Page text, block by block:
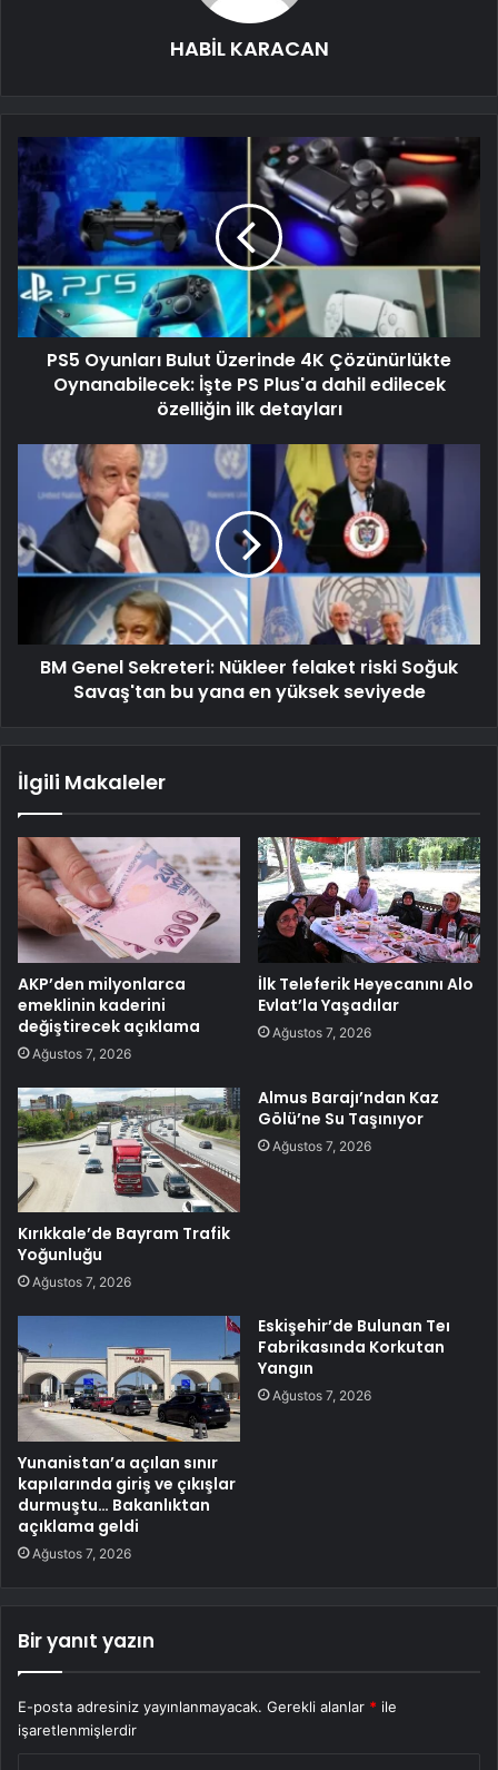
HABİL KARACAN
PS5 Oyunları Bulut Üzerinde 4K Çözünürlükte
Oynanabilecek: İşte PS Plus'a dahil edilecek
özelliğin ilk detayları
BM Genel Sekreteri: Nükleer felaket riski Soğuk
Savaş'tan bu yana en yüksek seviyede
İlgili Makaleler
AKP’den milyonlarca
emeklinin kaderini
değiştirecek açıklama
Ağustos 7, 2026
İlk Teleferik Heyecanını Alo
Evlat’la Yaşadılar
Ağustos 7, 2026
Kırıkkale’de Bayram Trafik
Yoğunluğu
Ağustos 7, 2026
Almus Barajı’ndan Kaz
Gölü’ne Su Taşınıyor
Ağustos 7, 2026
Yunanistan’a açılan sınır
kapılarında giriş ve çıkışlar
durmuştu… Bakanlıktan
açıklama geldi
Ağustos 7, 2026
Eskişehir’de Bulunan Teı
Fabrikasında Korkutan
Yangın
Ağustos 7, 2026
Bir yanıt yazın
E-posta adresiniz yayınlanmayacak. Gerekli alanlar * ile
işaretlenmişlerdir